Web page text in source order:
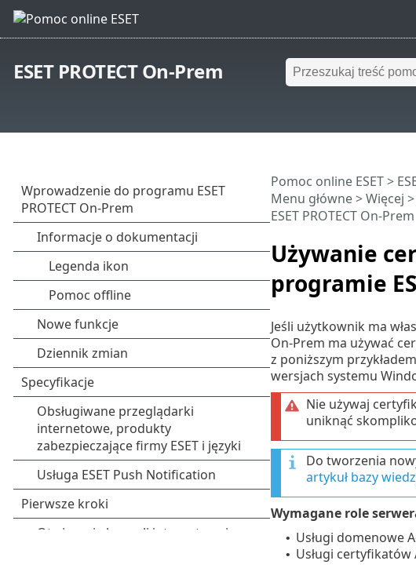
ESET PROTECT On-Prem
Używanie
programie
Pomoc online ESET>
Menu główne>Więcej >
ESET PROTECT On-Prem
Jeśli użytkownik ma
On-Prem ma używać
z poniższym
wersjach systemu
Nie używaj
uniknąć
Do tworzenia
artykuł bazy
Wymagane role
• Usługi domenowe
• Usługi